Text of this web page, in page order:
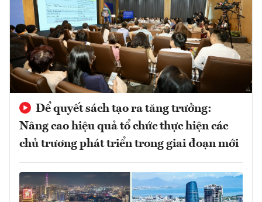
Để quyết sách tạo ra tăng trưởng:
Nâng cao hiệu quả tổ chức thực hiện các
chủ trương phát triển trong giai đoạn mới